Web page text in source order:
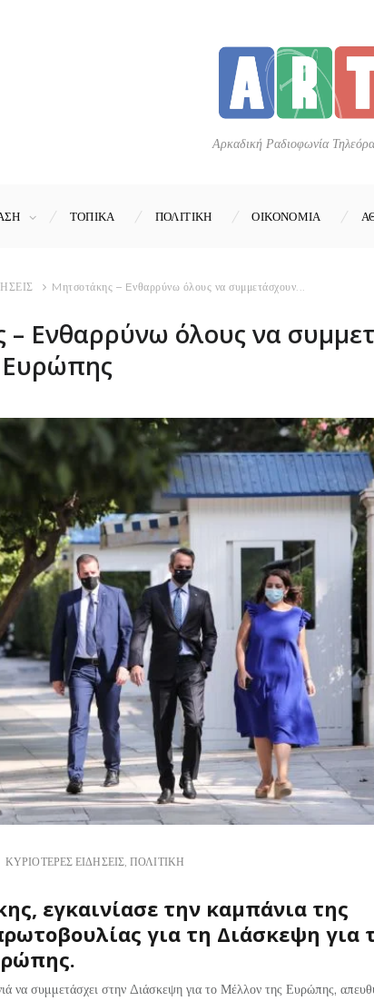
Αρκαδική Ραδιοφωνία
ΤΟΠΙΚΑ ΠΟΛΙΤΙΚΗ ΟΙΚΟΝΟΜΙΑ
Mητσοτάκης – Eνθαρρύνω όλους να συμμετάσχουν...
– Eνθαρρύνω όλους να
ΚΥΡΙΟΤΕΡΕΣ ΕΙΔΗΣΕΙΣ,ΠΟΛΙΤΙΚΗ
εγκαινίασε την καμπάνια της
για τη Διάσκεψη για
να συμμετάσχει στην Διάσκεψη για το Μέλλον της Ευρώπης,